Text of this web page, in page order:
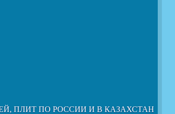
ПЛИТ ПО РОССИИ И В КАЗАХСТАН